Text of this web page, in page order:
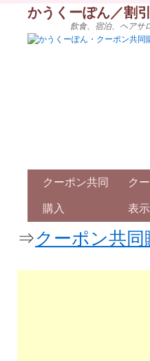
かうくーぽん／割
飲食、宿泊、ヘアサ
クーポン共同
購入
ク
表示
⇒クーポン共